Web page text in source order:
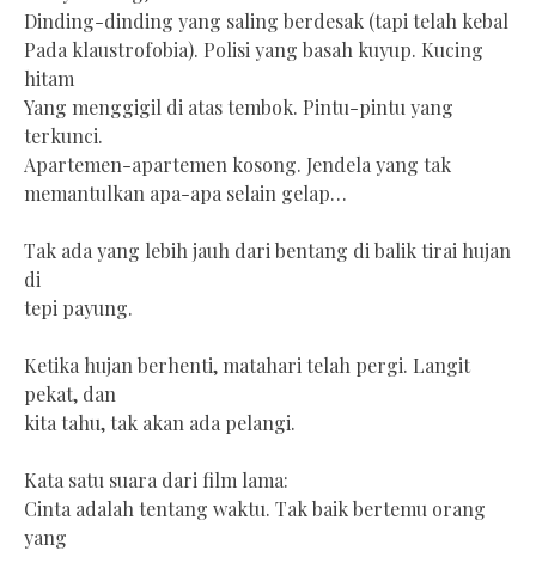
Dinding-dinding yang saling berdesak (tapi telah kebal
Pada klaustrofobia). Polisi yang basah kuyup. Kucing
hitam
Yang menggigil di atas tembok. Pintu-pintu yang
terkunci.
Apartemen-apartemen kosong. Jendela yang tak
memantulkan apa-apa selain gelap…
Tak ada yang lebih jauh dari bentang di balik tirai hujan
di
tepi payung.
Ketika hujan berhenti, matahari telah pergi. Langit
pekat, dan
kita tahu, tak akan ada pelangi.
Kata satu suara dari film lama:
Cinta adalah tentang waktu. Tak baik bertemu orang
yang